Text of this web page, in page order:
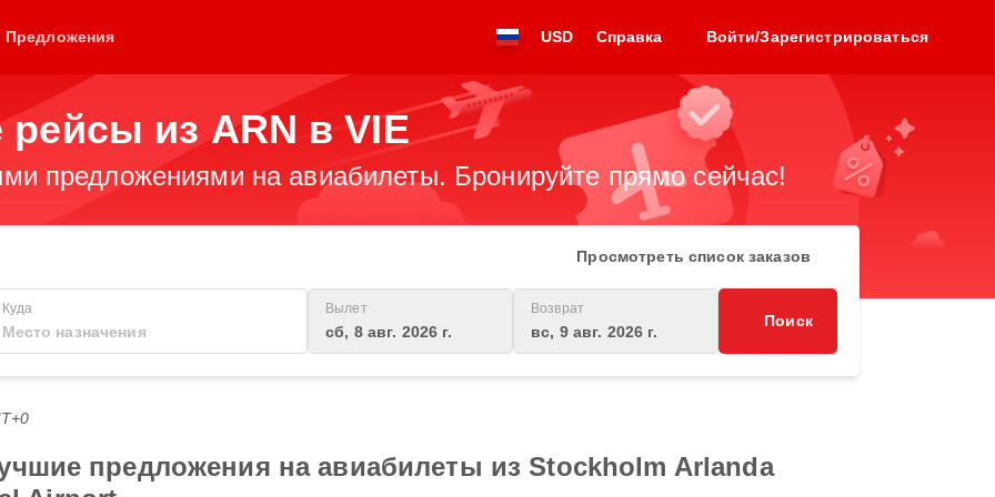
Предложения USD Справка Войти/Зарегистрироваться
из ARN в VIE
предложениями на авиабилеты. Бронируйте прямо сейчас!
Просмотреть список заказов
Куда Вылет
сб, 8 авг. 2026 г.
Возврат
вс, 9 авг. 2026 г.
Поиск
предложения на авиабилеты из Stockholm Arlanda